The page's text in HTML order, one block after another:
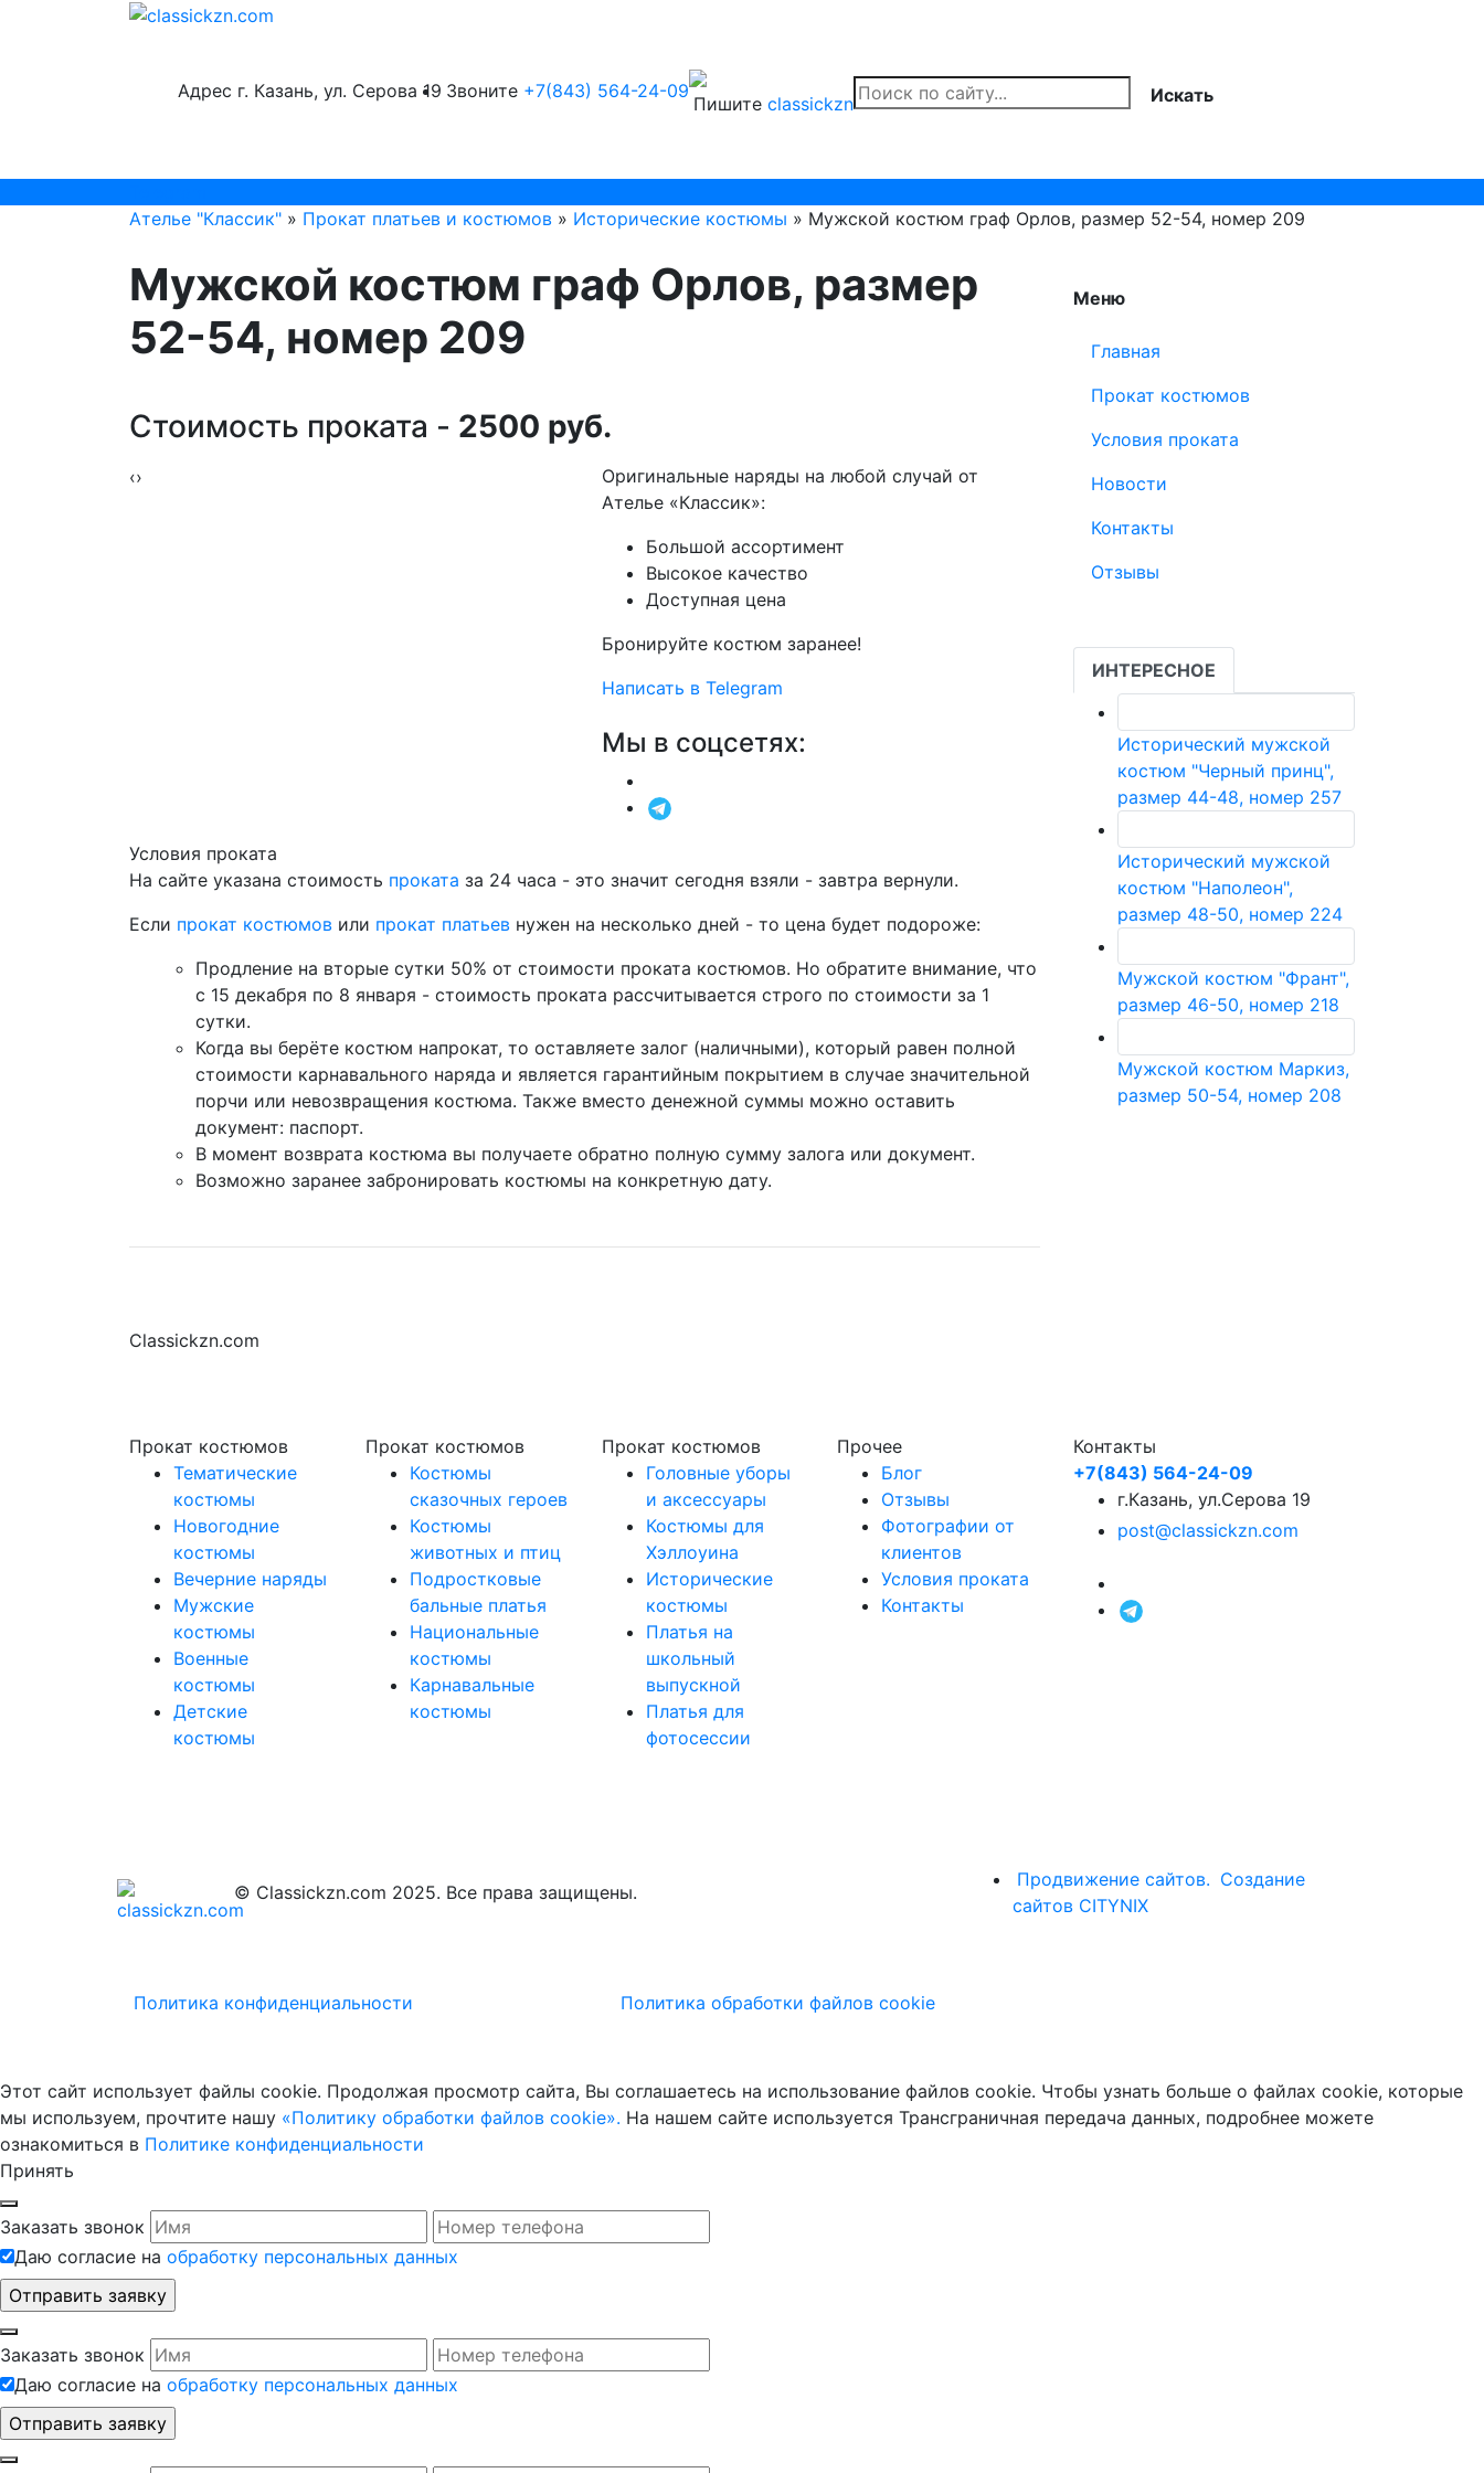
Адрес г. Казань, ул. Серова 19 Звоните +7(843) 564-24-09
Пишите classickzn Искать
Ателье "Классик" » Прокат платьев и костюмов » Исторические костюмы » Мужской костюм граф Орлов, размер 52-54, номер 209
Меню
Главная
Прокат костюмов
Условия проката
Новости
Контакты
Отзывы
ИНТЕРЕСНОЕ
Исторический мужской
костюм "Черный принц",
размер 44-48, номер 257
Исторический мужской
костюм "Наполеон",
размер 48-50, номер 224
Мужской костюм "Франт",
размер 46-50, номер 218
Мужской костюм Маркиз,
размер 50-54, номер 208
Мужской костюм граф Орлов, размер
52-54, номер 209
Стоимость проката - 2500 руб.
‹›
Оригинальные наряды на любой случай от
Ателье «Классик»:
Большой ассортимент
Высокое качество
Доступная цена
Бронируйте костюм заранее!
Написать в Telegram
Мы в соцсетях:
Условия проката
На сайте указана стоимость проката за 24 часа - это значит сегодня взяли - завтра вернули.
Если прокат костюмов или прокат платьев нужен на несколько дней - то цена будет подороже:
Продление на вторые сутки 50% от стоимости проката костюмов. Но обратите внимание, что
с 15 декабря по 8 января - стоимость проката рассчитывается строго по стоимости за 1
сутки.
Когда вы берёте костюм напрокат, то оставляете залог (наличными), который равен полной
стоимости карнавального наряда и является гарантийным покрытием в случае значительной
порчи или невозвращения костюма. Также вместо денежной суммы можно оставить
документ: паспорт.
В момент возврата костюма вы получаете обратно полную сумму залога или документ.
Возможно заранее забронировать костюмы на конкретную дату.
Classickzn.com
Прокат костюмов
Тематические
костюмы
Новогодние
костюмы
Вечерние наряды
Мужские
костюмы
Военные
костюмы
Детские
костюмы
Прокат костюмов
Костюмы
сказочных героев
Костюмы
животных и птиц
Подростковые
бальные платья
Национальные
костюмы
Карнавальные
костюмы
Прокат костюмов
Головные уборы
и аксессуары
Костюмы для
Хэллоуина
Исторические
костюмы
Платья на
школьный
выпускной
Платья для
фотосессии
Прочее
Блог
Отзывы
Фотографии от
клиентов
Условия проката
Контакты
Контакты
+7(843) 564-24-09
г.Казань, ул.Серова 19
post@classickzn.com
© Classickzn.com 2025. Все права защищены.
Продвижение сайтов. Создание
сайтов CITYNIX
Политика конфиденциальности Политика обработки файлов cookie
Этот сайт использует файлы cookie. Продолжая просмотр сайта, Вы соглашаетесь на использование файлов cookie. Чтобы узнать больше о файлах cookie, которые
мы используем, прочтите нашу «Политику обработки файлов cookie». На нашем сайте используется Трансграничная передача данных, подробнее можете
ознакомиться в Политике конфиденциальности
Принять
Заказать звонок
Даю согласие на обработку персональных данных
Заказать звонок
Даю согласие на обработку персональных данных